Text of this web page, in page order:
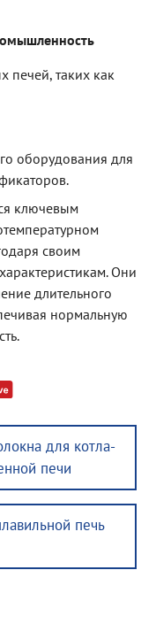
печей, таких как
оборудования для
ключевым
своим
Они
длительного
нормальную
для котла-
печи
печь